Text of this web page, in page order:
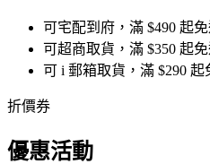
可宅配到府，滿 $490 起
可超商取貨，滿 $350 起
可 i 郵箱取貨，滿 $290 起
折價券
優惠活動